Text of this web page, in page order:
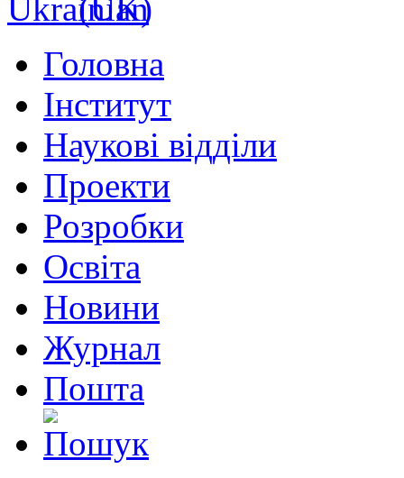
Головна
Інститут
Наукові відділи
Проекти
Розробки
Освіта
Новини
Журнал
Пошта